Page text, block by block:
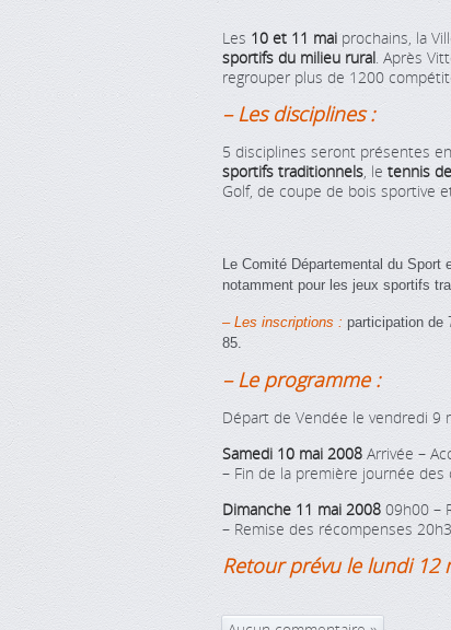
Les 10 et 11 maiprochains, la
sportifs du milieu rural. Après
regrouper plus de 1200
– Les disciplines :
5 disciplines seront présentes
sportifs traditionnels, le tennis
Golf, de coupe de bois sportive
Le Comité Départemental du Sport
notamment pour les jeux sportifs
– Les inscriptions : participation de
85.
– Le programme :
Départ de Vendée le vendredi 9
Samedi 10 mai 2008 Arrivée –
– Fin de la première journée
Dimanche 11 mai 2008 09h00 –
– Remise des récompenses
Retour prévu le lundi 12